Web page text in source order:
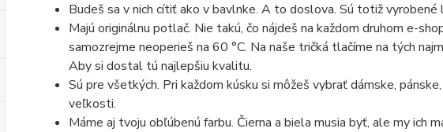
Budeš sa v nich cítiť ako v bavlnke. A to doslova. Sú totiž
Majú originálnu potlač. Nie takú, čo nájdeš na každom druhom e-
samozrejme neoperieš na 60 °C. Na naše tričká tlačíme na tých
Aby si dostal tú najlepšiu kvalitu.
Sú pre všetkých. Pri každom kúsku si môžeš vybrať dámske,
veľkosti.
Máme aj tvoju obľúbenú farbu. Čierna a biela musia byť, ale my ich